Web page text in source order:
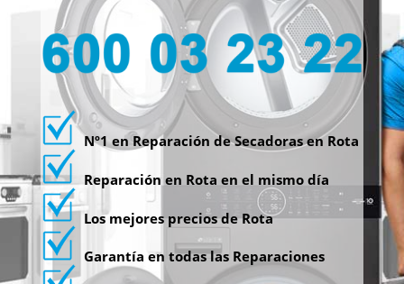
Nº1 en Reparación de Secadoras en Rota
Reparación en Rota en el mismo día
Los mejores precios de Rota
Garantía en todas las Reparaciones